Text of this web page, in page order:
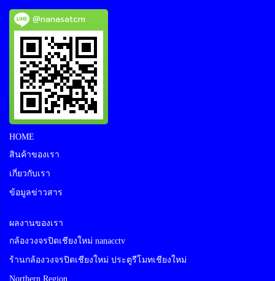
@nanasatcm
HOME
สินค้าของเรา
เกี่ยวกับเรา
ข้อมูลข่าวสาร
ผลงานของเรา
กล้องวงจรปิดเชียงใหม่ nanacctv
ร้านกล้องวงจรปิดเชียงใหม่ ประตูรีโมทเชียงใหม่
Northern Region